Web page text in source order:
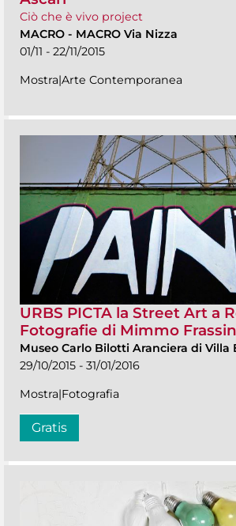
Ciò che è vivo project
MACRO - MACRO Via Nizza
01/11 - 22/11/2015
Mostra|Arte Contemporanea
URBS PICTA la Street Art a
Fotografie di Mimmo
Museo Carlo Bilotti Aranciera di Villa
29/10/2015 - 31/01/2016
Mostra|Fotografia
Gratis